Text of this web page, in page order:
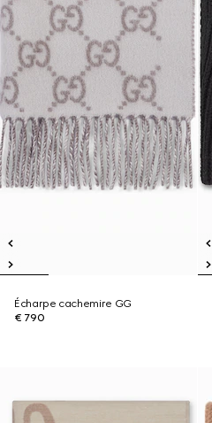
Écharpe cachemire GG
€ 790